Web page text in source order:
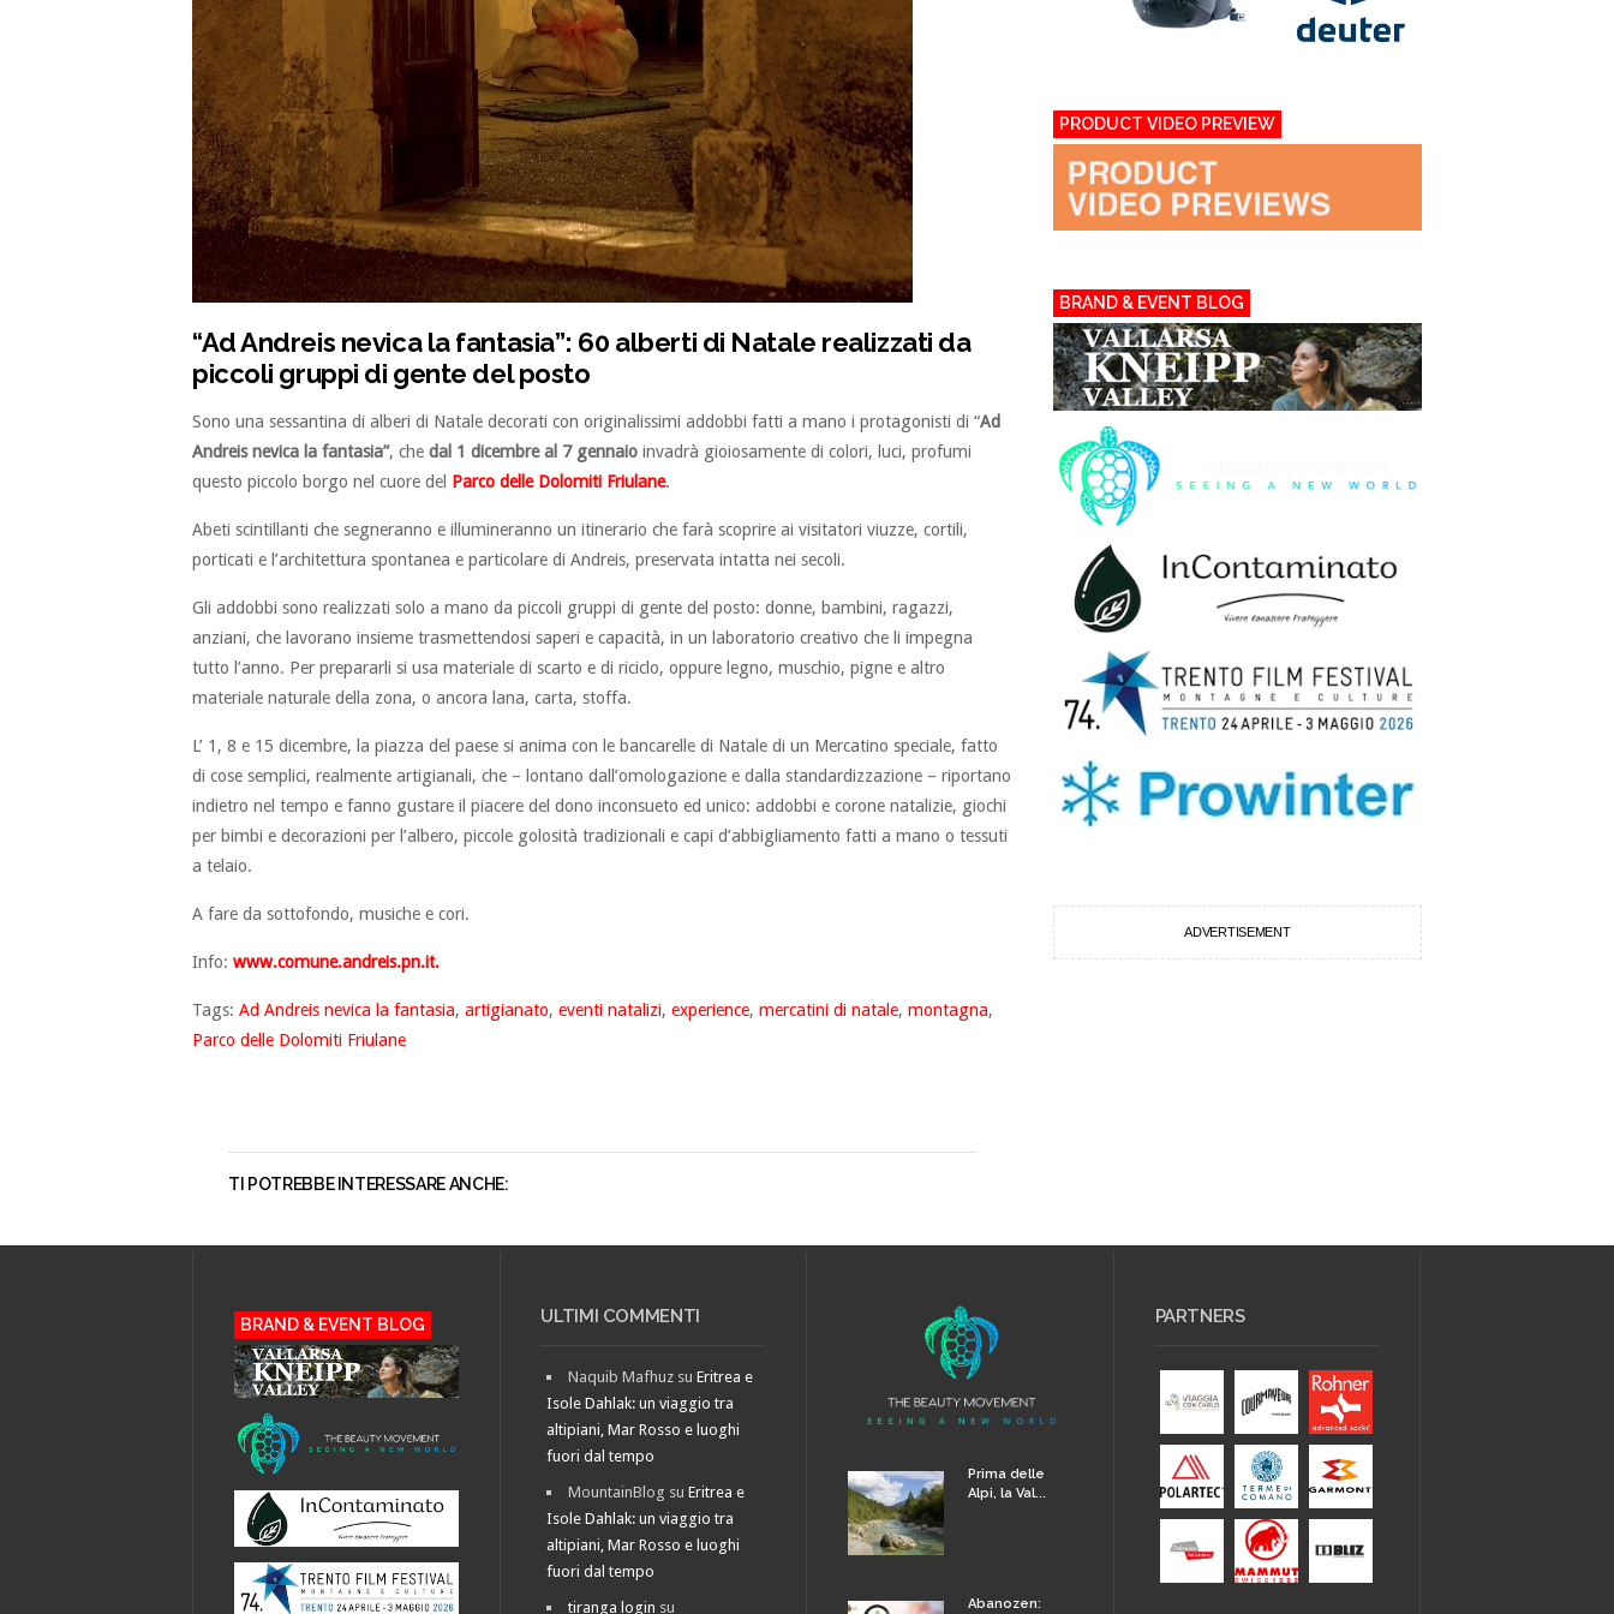
“Ad Andreis nevica la fantasia”: 60 alberti di Natale realizzati da
piccoli gruppi di gente del posto
Sono una sessantina di alberi di Natale decorati con originalissimi addobbi fatti a mano i protagonisti di “Ad
Andreis nevica la fantasia”, che dal 1 dicembre al 7 gennaio invadrà gioiosamente di colori, luci, profumi
questo piccolo borgo nel cuore del Parco delle Dolomiti Friulane.
Abeti scintillanti che segneranno e illumineranno un itinerario che farà scoprire ai visitatori viuzze, cortili,
porticati e l’architettura spontanea e particolare di Andreis, preservata intatta nei secoli.
Gli addobbi sono realizzati solo a mano da piccoli gruppi di gente del posto: donne, bambini, ragazzi,
anziani, che lavorano insieme trasmettendosi saperi e capacità, in un laboratorio creativo che li impegna
tutto l’anno. Per prepararli si usa materiale di scarto e di riciclo, oppure legno, muschio, pigne e altro
materiale naturale della zona, o ancora lana, carta, stoffa.
L’ 1, 8 e 15 dicembre, la piazza del paese si anima con le bancarelle di Natale di un Mercatino speciale, fatto
di cose semplici, realmente artigianali, che – lontano dall’omologazione e dalla standardizzazione – riportano
indietro nel tempo e fanno gustare il piacere del dono inconsueto ed unico: addobbi e corone natalizie, giochi
per bimbi e decorazioni per l’albero, piccole golosità tradizionali e capi d’abbigliamento fatti a mano o tessuti
a telaio.
A fare da sottofondo, musiche e cori.
Info: www.comune.andreis.pn.it.
Tags: Ad Andreis nevica la fantasia, artigianato, eventi natalizi, experience, mercatini di natale, montagna,
Parco delle Dolomiti Friulane
TI POTREBBE INTERESSARE ANCHE:
PRODUCT VIDEO PREVIEW
BRAND & EVENT BLOG
ADVERTISEMENT
BRAND & EVENT BLOG ULTIMI COMMENTI
Naquib Mafhuz suEritrea e
Isole Dahlak: un viaggio tra
altipiani, Mar Rosso e luoghi
fuori dal tempo
MountainBlog suEritrea e
Isole Dahlak: un viaggio tra
altipiani, Mar Rosso e luoghi
fuori dal tempo
tiranga login su
Prima delle
Alpi, la Val...
Abanozen:
PARTNERS